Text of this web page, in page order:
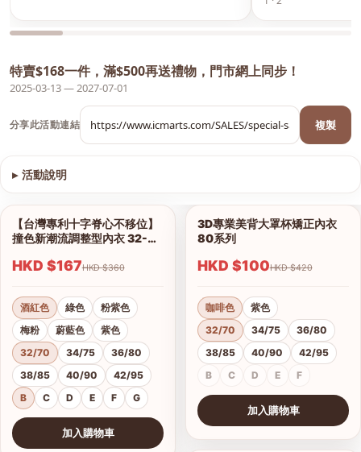
特賣$168一件，滿$500再送禮物，門市網上同步！
2025-03-13 — 2027-07-01
分享此活動連結 複製
▸ 活動說明
1/12
查看圖片
【台灣專利十字脊心不移位】
撞色新潮流調整型內衣 32-42
HKD $167 HKD $360
酒紅色 綠色
粉紫色
梅粉
蔚藍色
紫色
32/70
34/75
36/80
38/85
40/90
42/95
B
C D E F G
加入購物車
1/6
3D專業美背大罩杯矯正內衣
80系列
HKD $100 HKD $420
咖啡色
紫色
32/70
34/75
36/80
38/85
40/90
42/95
B
C D E F
加入購物車
查看圖片